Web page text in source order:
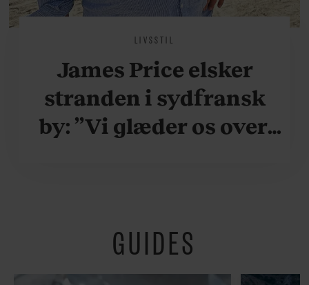
LIVSSTIL
James Price elsker
stranden i sydfransk
by: ”Vi glæder os over,
fredeligt”
GUIDES